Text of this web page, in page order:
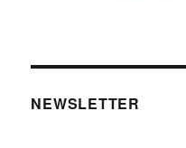
NEWSLETTER